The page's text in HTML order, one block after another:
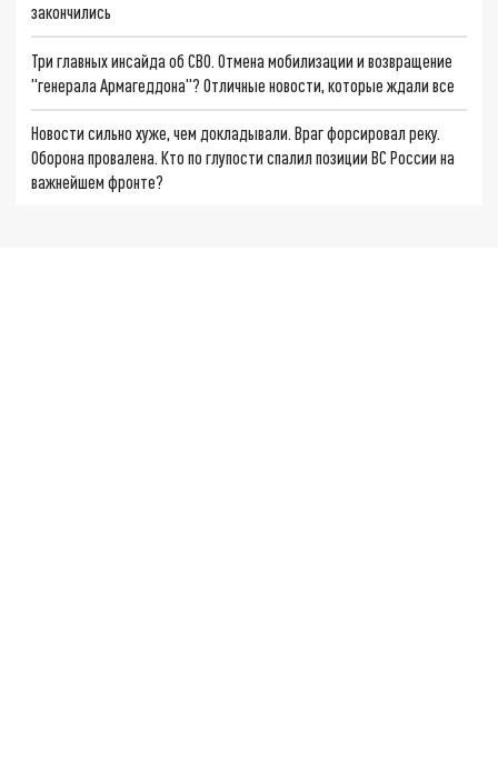
закончились
Три главных инсайда об СВО. Отмена мобилизации и возвращение
"генерала Армагеддона"? Отличные новости, которые ждали все
Новости сильно хуже, чем докладывали. Враг форсировал реку.
Оборона провалена. Кто по глупости спалил позиции ВС России на
важнейшем фронте?